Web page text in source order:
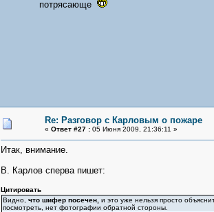
потрясающе
Re: Разговор с Карловым о пожаре
« Ответ #27 : 05 Июня 2009, 21:36:11 »
Итак, внимание.
В. Карлов сперва пишет:
Цитировать
Видно, что шифер посечен, и это уже нельзя просто
посмотреть, нет фотографии обратной стороны.